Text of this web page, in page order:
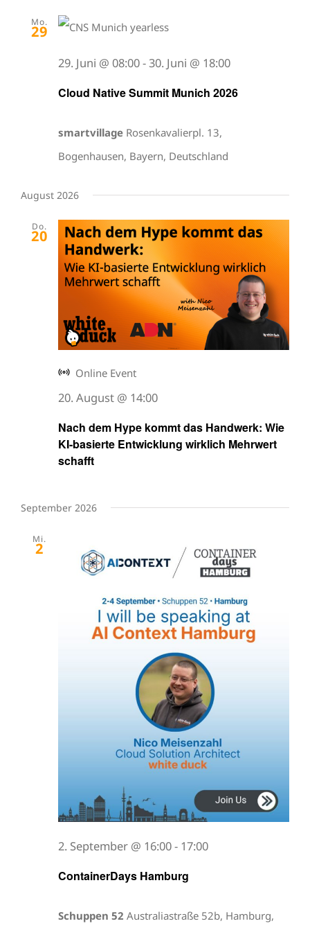
Mo.
29
Cloud Native Summit Munich 2026
29. Juni @ 08:00-30. Juni @ 18:00
smartvillage Rosenkavalierpl. 13,
Bogenhausen, Bayern, Deutschland
August 2026
Do.
20
Nach dem Hype kommt das Handwerk: Wie
KI-basierte Entwicklung wirklich Mehrwert
schafft
20. August @ 14:00
Online Event
September 2026
Mi.
2
ContainerDays Hamburg
2. September @ 16:00- 17:00
Schuppen 52 Australiastraße 52b, Hamburg,